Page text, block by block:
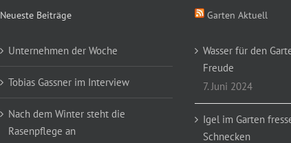
Neueste Beiträge
Unternehmen der Woche
Tobias Gassner im Interview
Nach dem Winter steht die
Rasenpflege an
Garten Aktuell
Wasser für den
Freude
7. Juni 2024
Igel im Garten
Schnecken